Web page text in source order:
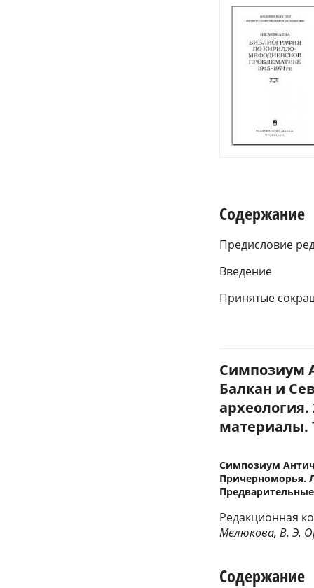
Содержание
Предисловие
Введение
Принятые
Симпозиум
Балкан и
материалы.
Симпозиум
Причерноморья.
Редакционная
Мелюкова, В. Э.
Содержание